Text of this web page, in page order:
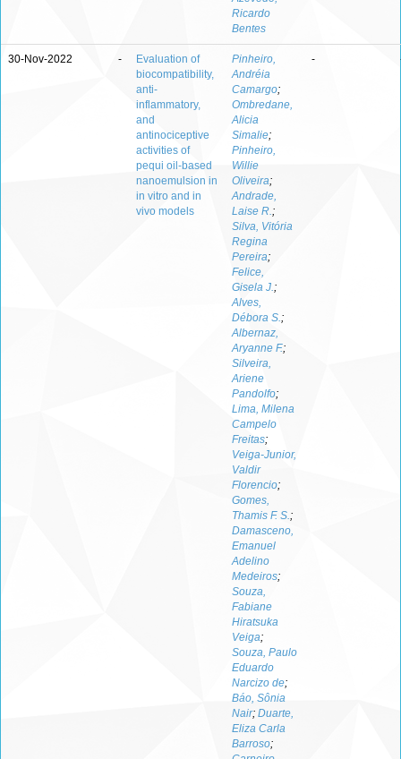
Ricardo
Bentes
30-Nov-2022 -
Evaluation of
biocompatibility,
anti-
inflammatory,
and
antinociceptive
activities of
pequi oil-based
nanoemulsion in
in vitro and in
vivo models
Pinheiro,
Andréia
Camargo;
Ombredane,
Alicia
Simalie;
Pinheiro,
Willie
Oliveira;
Andrade,
Laise R.;
Silva, Vitória
Regina
Pereira;
Felice,
Gisela J.;
Alves,
Débora S.;
Albernaz,
Aryanne F.;
Silveira,
Ariene
Pandolfo;
Lima, Milena
Campelo
Freitas;
Veiga-Junior,
Valdir
Florencio;
Gomes,
Thamis F. S.;
Damasceno,
Emanuel
Adelino
Medeiros;
Souza,
Fabiane
Hiratsuka
Veiga;
Souza, Paulo
Eduardo
Narcizo de;
Báo, Sônia
Nair; Duarte,
Eliza Carla
Barroso;
-